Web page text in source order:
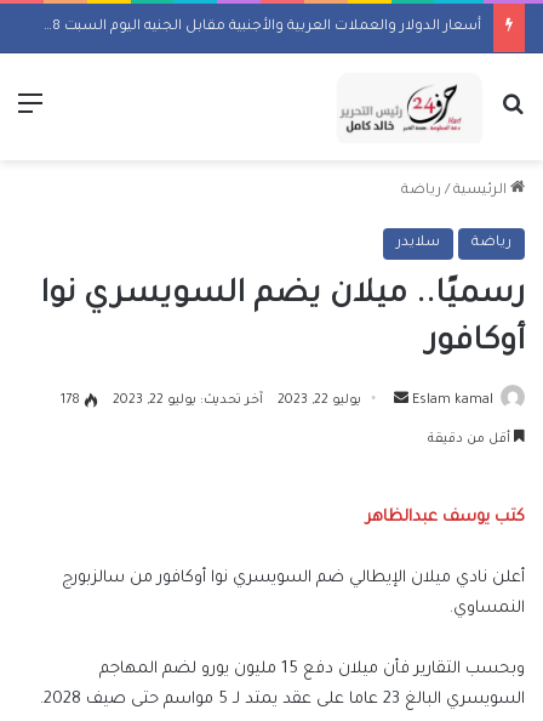
أسعار الدولار والعملات العربية والأجنبية مقابل الجنيه اليوم السبت 8 أغسطس 2026
بحث عن
الرئيسية / رياضة
رياضة سلايدر
رسميًا.. ميلان يضم السويسري نوا
أوكافور
Eslam kamal
أرسل يوليو 22, 2023 آخر تحديث: يوليو 22, 2023 178
أقل من دقيقة
كتب يوسف عبدالظاهر
أعلن نادي ميلان الإيطالي ضم السويسري نوا أوكافور من سالزبورج
النمساوي.
وبحسب التقارير فأن ميلان دفع 15 مليون يورو لضم المهاجم
السويسري البالغ 23 عاما على عقد يمتد لـ 5 مواسم حتى صيف 2028.